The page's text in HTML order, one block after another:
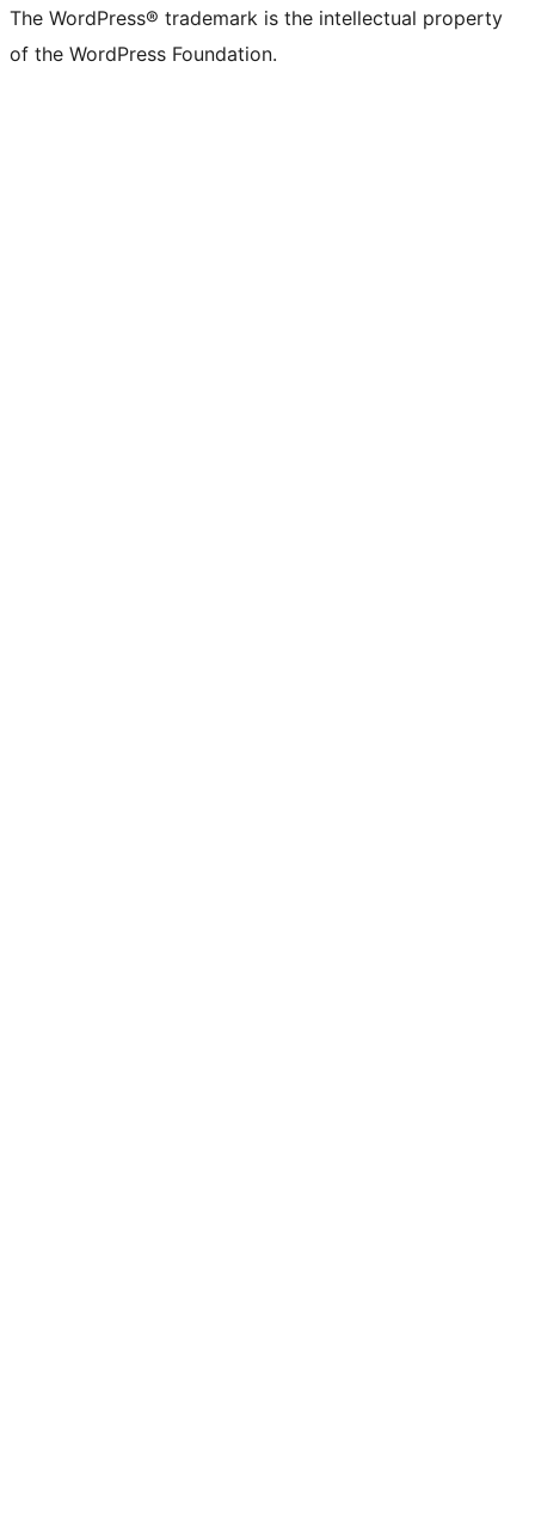
The WordPress® trademark is the intellectual property
of the WordPress Foundation.